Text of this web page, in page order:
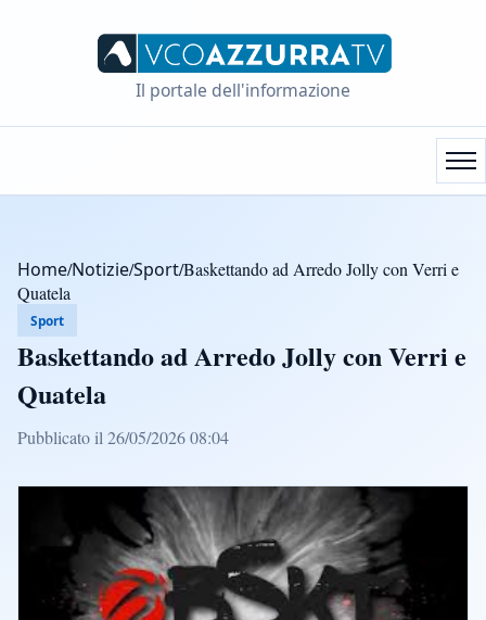
Il portale dell'informazione
Home/Notizie/Sport/Baskettando ad Arredo Jolly con Verri e
Quatela
Sport
Baskettando ad Arredo Jolly con Verri e
Quatela
Pubblicato il 26/05/2026 08:04